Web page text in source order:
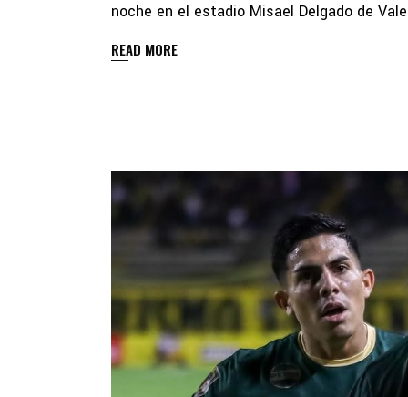
noche en el estadio Misael Delgado de
READ MORE